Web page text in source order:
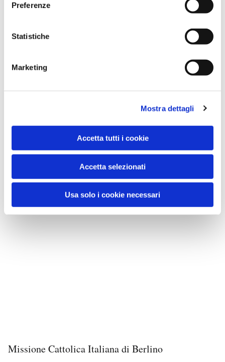
Preferenze
Statistiche
Marketing
Mostra dettagli
Accetta tutti i cookie
Accetta selezionati
Usa solo i cookie necessari
Missione Cattolica Italiana di Berlino